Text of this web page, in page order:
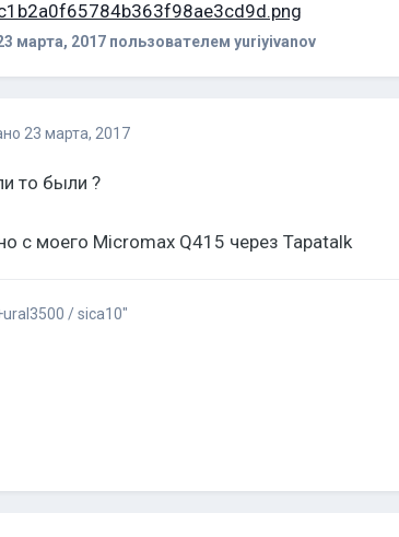
марта, 2017пользователем yuriyivanov
23 марта, 2017
то были ?
с моего Micromax Q415 через Tapatalk
/ sica10"